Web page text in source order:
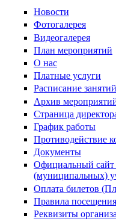
Новости
Фотогалерея
Видеогалерея
План мероприятий
О нас
Платные услуги
Расписание
Архив
Страница
График работы
Противодействие
Документы
Официальный сайт
(муниципальных)
Оплата билетов
Правила
Реквизиты